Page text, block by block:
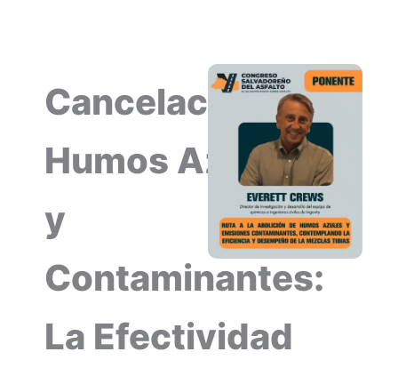
Cancelación de
Humos Azules
y
Contaminantes:
La Efectividad